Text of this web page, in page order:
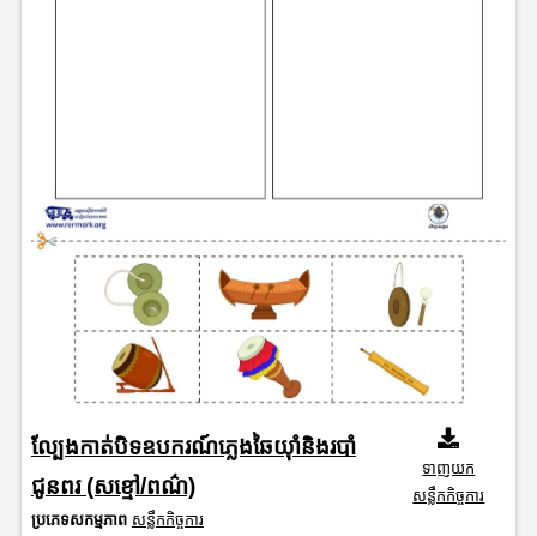
ល្បែងកាត់បិទឧបករណ៍ភ្លេងឆៃយ៉ាំនិងរបាំ
ជូនពរ (សខ្មៅ/ពណ៌)
ប្រភេទសកម្មភាព សន្លឹកកិច្ចការ
ទាញយក
សន្លឹកកិច្ចការ